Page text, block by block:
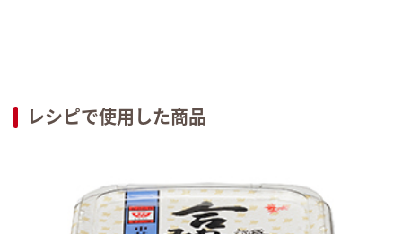
レシピで使用した商品